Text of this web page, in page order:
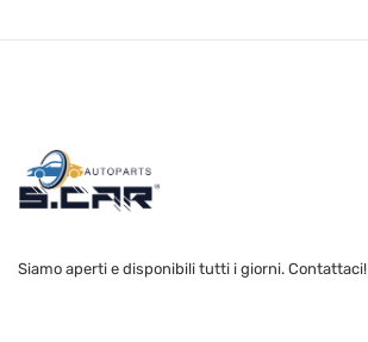
Siamo aperti e disponibili tutti i giorni. Contattaci!